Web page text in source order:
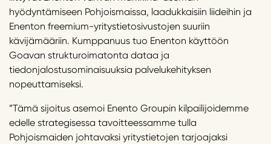
hyödyntämiseen Pohjoismaissa, laadukkaisiin liideihin ja
Enenton freemium-yritystietosivustojen suuriin
kävijämääriin. Kumppanuus tuo Enenton käyttöön
Goavan strukturoimatonta dataa ja
tiedonjalostusominaisuuksia palvelukehityksen
nopeuttamiseksi.
”Tämä sijoitus asemoi Enento Groupin kilpailijoidemme
edelle strategisessa tavoitteessamme tulla
Pohjoismaiden johtavaksi yritystietojen tarjoajaksi